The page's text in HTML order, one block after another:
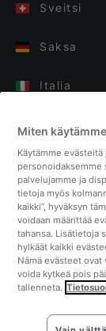
Sveitsi
Saksa
Italia
Suomi
Turkki
Singapore
Miten
Käytämme
personoidaksemme
palvelujamme ja
tietoja myös
kaikki”, hyväksyn
voidaan määrittää
tahansa. Lisätietoja
hylkäät kaikki
Nämä evästeet
voida kytkeä pois
tallenneta.